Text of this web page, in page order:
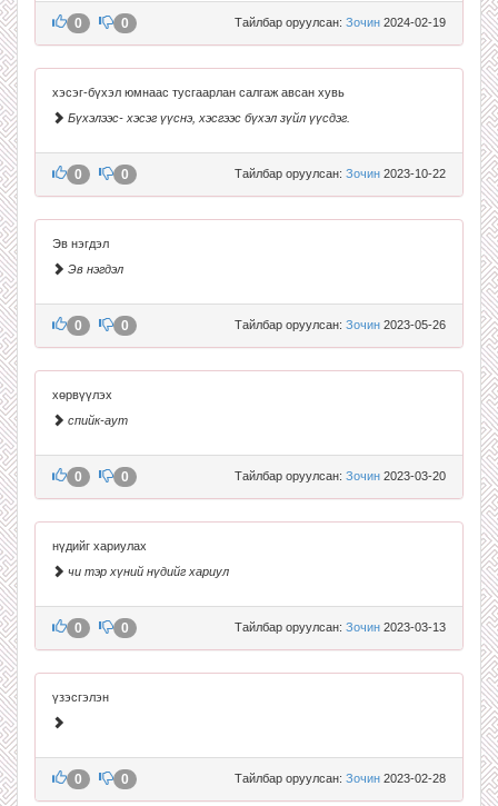
Тайлбар оруулсан: Зочин 2024-02-19
0 0
хэсэг-бүхэл юмнаас тусгаарлан салгаж авсан хувь
Бүхэлээс- хэсэг үүснэ, хэсгээс бүхэл зүйл үүсдэг.
Тайлбар оруулсан: Зочин 2023-10-22
0 0
Эв нэгдэл
Эв нэгдэл
Тайлбар оруулсан: Зочин 2023-05-26
0 0
хөрвүүлэх
спийк-аут
Тайлбар оруулсан: Зочин 2023-03-20
0 0
нүдийг хариулах
чи тэр хүний нүдийг хариул
Тайлбар оруулсан: Зочин 2023-03-13
0 0
үзэсгэлэн
Тайлбар оруулсан: Зочин 2023-02-28
0 0